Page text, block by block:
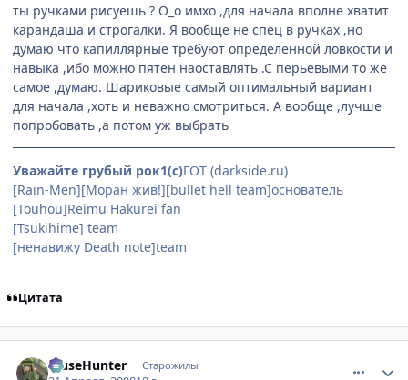
ты ручками рисуешь ? О_о имхо ,для начала вполне хватит
карандаша и строгалки. Я вообще не спец в ручках ,но
думаю что капиллярные требуют определенной ловкости и
навыка ,ибо можно пятен наоставлять .С перьевыми то же
самое ,думаю. Шариковые самый оптимальный вариант
для начала ,хоть и неважно смотриться. А вообще ,лучше
попробовать ,а потом уж выбрать
Уважайте грубый рок1(с)ГОТ (darkside.ru)
[Rain-Men][Моран жив!][bullet hell team]основатель
[Touhou]Reimu Hakurei fan
[Tsukihime] team
[ненавижу Death note]team
Цитата
MuseHunter Старожилы